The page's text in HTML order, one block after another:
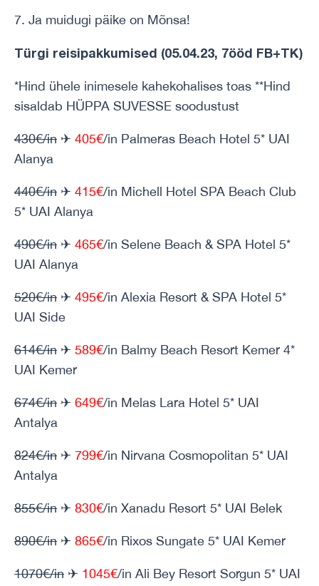
7. Ja muidugi päike on Mõnsa!
Türgi reisipakkumised (05.04.23, 7ööd FB+TK)
*Hind ühele inimesele kahekohalises toas **Hind
sisaldab HÜPPA SUVESSE soodustust
430€/in ✈ 405€/in Palmeras Beach Hotel 5* UAI
Alanya
440€/in ✈ 415€/in Michell Hotel SPA Beach Club
5* UAI Alanya
490€/in ✈ 465€/in Selene Beach & SPA Hotel 5*
UAI Alanya
520€/in ✈ 495€/in Alexia Resort & SPA Hotel 5*
UAI Side
614€/in ✈ 589€/in Balmy Beach Resort Kemer 4*
UAI Kemer
674€/in ✈ 649€/in Melas Lara Hotel 5* UAI
Antalya
824€/in ✈ 799€/in Nirvana Cosmopolitan 5* UAI
Antalya
855€/in ✈ 830€/in Xanadu Resort 5* UAI Belek
890€/in ✈ 865€/in Rixos Sungate 5* UAI Kemer
1070€/in ✈ 1045€/in Ali Bey Resort Sorgun 5* UAI